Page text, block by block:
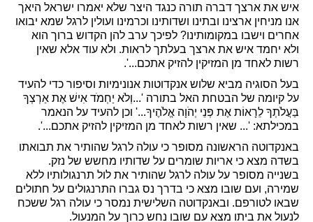
איש את ארצך דברה תורה כנגד היצר שלא יאמרו ישראל היאך
אנו מניחין ארצינו ובתינו ושדותינו וכרמינו ועולין לרגל שמא יבואו
אחרים וישבו במקומותינו? לפיכך ערב להן הקדוש ברוך הוא
ולא יחמד איש את ארצך בעלתך לראות. ולא עוד אלא שאין
רשות לאחד מן המזיקין להזיק אתכם...'.
בעל הסוגיה מביא שלוש אנקדוטות אנונימיות וסיפור כדי להעיד
על קיומה של הבטחת האל בתורה '...וְלֹא יַחְמֹד אִישׁ אֶת אַרְצְךָ
בַּעֲלֹתְךָ לֵרָאוֹת אֶת פְּנֵי יְהֹוָה אֱלֹהֶיךָ...' וכן להעיד על הנאמר
במכילתא: '... שאין רשות לאחד מן המזיקין להזיק אתכם...'.
באנקדוטה הראשונה מסופר כי עולה לרגל שהותיר את תבואתו
בשדה מצא כי אריות שומרים על שדותיו מחשש של נזק.
בשנייה מסופר על עולה לרגל שהותיר את לול תרנגולותיו ללא
שמירה, ועם שובו מצא כי בדרך נס גברו התרנגולים על חתולים
שבאו לטורפם. ובאנקדוטה השלישית נמסר כי עולה רגל ששכח
לנעול את ביתו מצא עם שובו נחש כרוך על המנעול.